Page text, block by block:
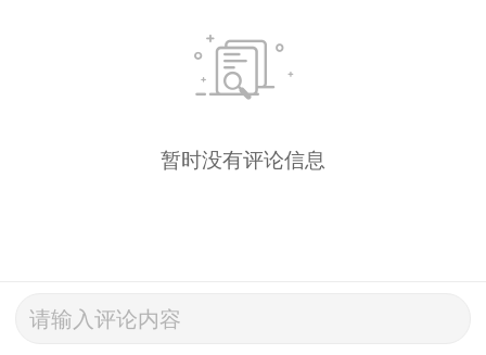
暂时没有评论信息